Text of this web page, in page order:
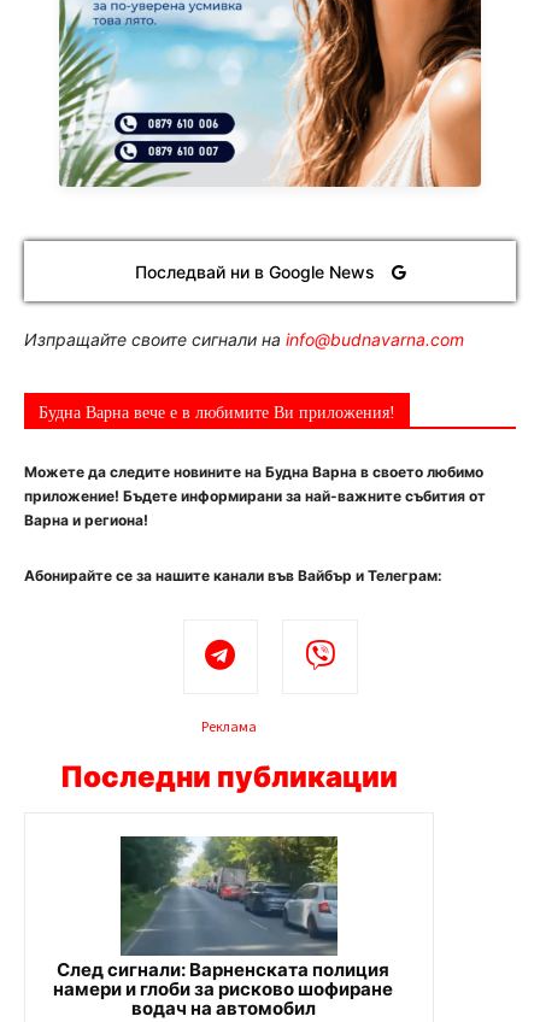
Последвай ни в Google News
Изпращайте своите сигнали на info@budnavarna.com
Будна Варна вече е в любимите Ви приложения!
Можете да следите новините на Будна Варна в своето любимо
приложение! Бъдете информирани за най-важните събития от
Варна и региона!
Абонирайте се за нашите канали във Вайбър и Телеграм:
Реклама
Последни публикации
След сигнали: Варненската полиция
намери и глоби за рисково шофиране
водач на автомобил